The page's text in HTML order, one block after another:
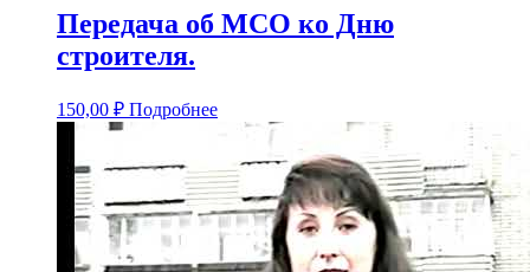
Передача об МСО ко Дню
строителя.
150,00 ₽ Подробнее